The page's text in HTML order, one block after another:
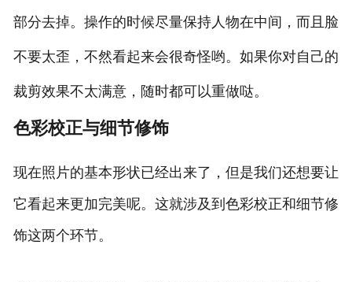
部分去掉。操作的时候尽量保持人物在中间，而且脸
不要太歪，不然看起来会很奇怪哟。如果你对自己的
裁剪效果不太满意，随时都可以重做哒。
色彩校正与细节修饰
现在照片的基本形状已经出来了，但是我们还想要让
它看起来更加完美呢。这就涉及到色彩校正和细节修
饰这两个环节。